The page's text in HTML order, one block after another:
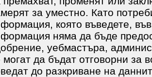
за уместно. Като
която въведете,
няма да бъде
уебмастъра,
могат да бъдат отговорни за
до разкриване на